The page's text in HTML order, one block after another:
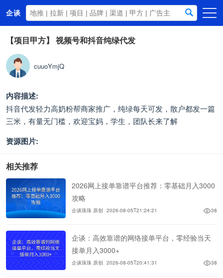
企谈
首页
商务资源
资讯动态
关于我们
【项目甲方】 视频号和抖音纯绿代发
cuuoYmjQ
内容描述:
抖音代发轻力高奶粉帮商家推广，纯绿每天可发，散户都发一篇
三米，有量无门槛，欢迎宝妈，学生，团队长来了解
资源图片:
相关推荐
2026网上接单靠谱平台推荐：零基础月入3000
攻略
企谈珠珠 原创 2026-08-05T21:24:21 38
企谈：高效靠谱的网络接单平台，零经验当天
接单月入3000+
企谈珠珠 原创 2026-08-05T20:41:31 38